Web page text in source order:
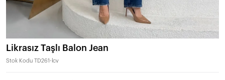
Likrasız Taşlı Balon Jean
Stok Kodu TD261-lcv